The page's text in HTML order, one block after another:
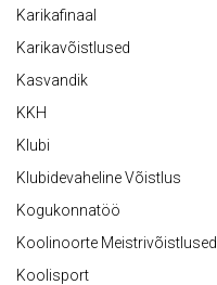
Karikafinaal
Karikavõistlused
Kasvandik
KKH
Klubi
Klubidevaheline Võistlus
Kogukonnatöö
Koolinoorte Meistrivõistlused
Koolisport